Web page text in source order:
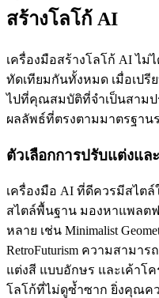
สร้างโลโก้ AI
เครื่องมือสร้างโลโก้ AI ไ
ทัดเทียมกันทั้งหมด เมื่อเปรี
ไปที่คุณสมบัติที่จำเป็นสามป
ผลลัพธ์ที่ตรงตามมาตรฐาน
ตัวเลือกการปรับแต่งแ
เครื่องมือ AI ที่ดีควรมีสไต
สไตล์พื้นฐาน มองหาแพลต
หลาย เช่น Minimalist
RetroFuturism ความสามา
แต่งสี แบบอักษร และเค้าโ
โลโก้ที่ไม่ดูซ้ำซาก ยิ่งคุณค